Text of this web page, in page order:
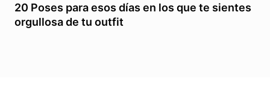
20 Poses para esos días en los que te sientes
orgullosa de tu outfit